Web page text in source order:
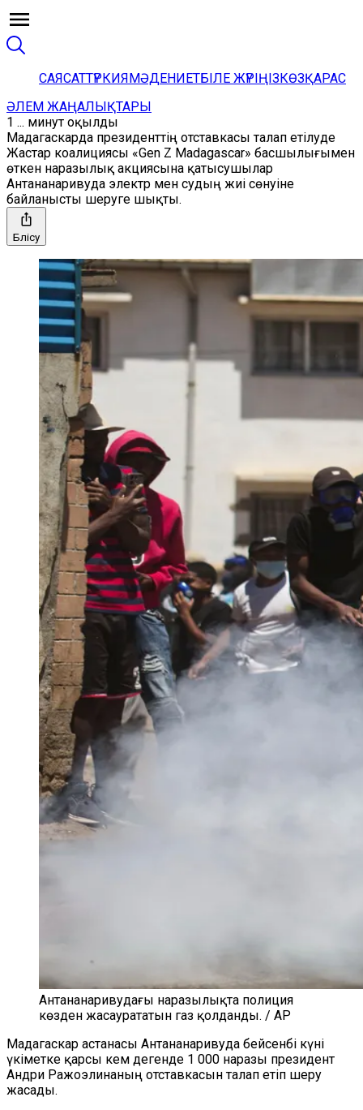
САЯСАТТҮРКИЯМӘДЕНИЕТБІЛЕ ЖҮРІҢІЗКӨЗҚАРАС
ӘЛЕМ ЖАҢАЛЫҚТАРЫ
1 ... минут оқылды
Мадагаскарда президенттің отставкасы талап етілуде
Жастар коалициясы «Gen Z Madagascar» басшылығымен
өткен наразылық акциясына қатысушылар
Антананаривуда электр мен судың жиі сөнуіне
байланысты шеруге шықты.
Бөлісу
Антананаривудағы наразылықта полиция
көзден жасаурататын газ қолданды. / AP
Мадагаскар астанасы Антананаривуда бейсенбі күні
үкіметке қарсы кем дегенде 1 000 наразы президент
Андри Ражоэлинаның отставкасын талап етіп шеру
жасады.